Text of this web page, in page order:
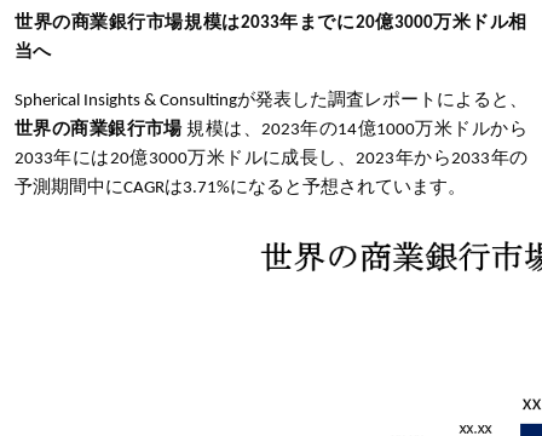
世界の商業銀行市場規模は2033年までに20億3000万米ドル相
当へ
Spherical Insights & Consultingが発表した調査レポートによると、
世界の商業銀行市場 規模は、2023年の14億1000万米ドルから
2033年には20億3000万米ドルに成長し、2023年から2033年の
予測期間中にCAGRは3.71%になると予想されています。